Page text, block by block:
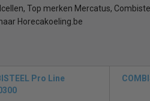
Top merken Mercatus,
Horecakoeling.be
Pro Line